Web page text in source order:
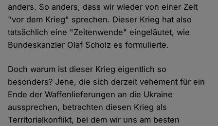
anders. So anders, dass wir wieder von einer Zeit
"vor dem Krieg" sprechen. Dieser Krieg hat also
tatsächlich eine "Zeitenwende" eingeläutet, wie
Bundeskanzler Olaf Scholz es formulierte.
Doch warum ist dieser Krieg eigentlich so
besonders? Jene, die sich derzeit vehement für ein
Ende der Waffenlieferungen an die Ukraine
aussprechen, betrachten diesen Krieg als
Territorialkonflikt, bei dem wir uns am besten